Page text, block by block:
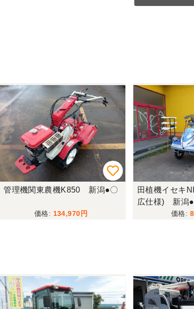
管理機関東農機K850 新潟●〇
134,970
田植機イセキ
広仕様) 新潟